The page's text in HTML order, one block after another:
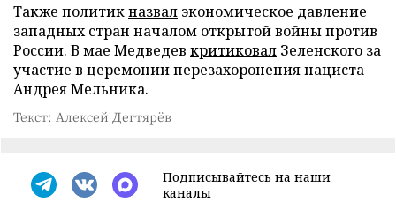
Также политикназвал экономическое давление
западных стран началом открытой войны против
России. В мае Медведев критиковал Зеленского за
участие в церемонии перезахоронения нациста
Андрея Мельника.
Текст: Алексей Дегтярёв
Подписывайтесь на наши
каналы